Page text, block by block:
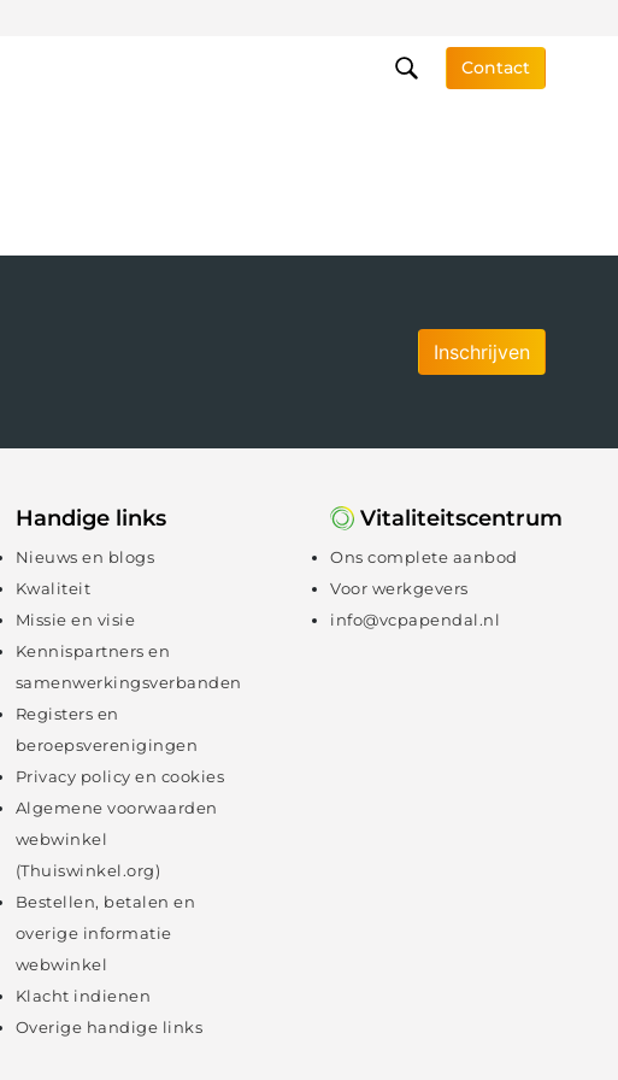
Contact
Inschrijven
Handige links
Nieuws en blogs
Kwaliteit
Missie en visie
Kennispartners en
samenwerkingsverbanden
Registers en
beroepsverenigingen
Privacy policy en cookies
Algemene voorwaarden
webwinkel
(Thuiswinkel.org)
Bestellen, betalen en
overige informatie
webwinkel
Klacht indienen
Overige handige links
Vitaliteitscentrum
Ons complete aanbod
Voor werkgevers
info@vcpapendal.nl